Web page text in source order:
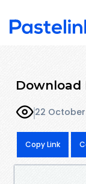
Download
22
Copy Link